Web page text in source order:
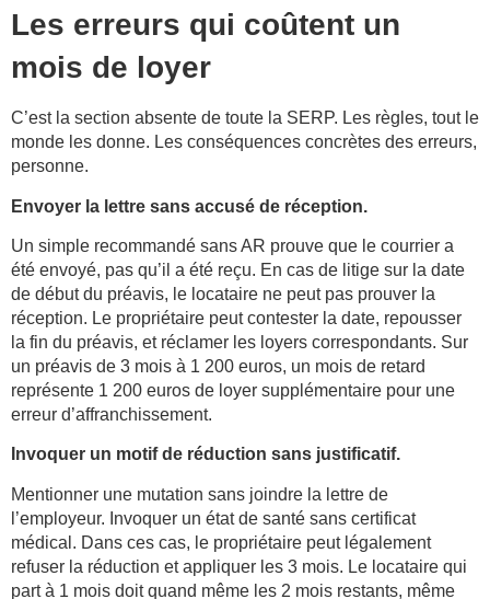
Les erreurs qui coûtent un
mois de loyer
C’est la section absente de toute la SERP. Les règles, tout le
monde les donne. Les conséquences concrètes des erreurs,
personne.
Envoyer la lettre sans accusé de réception.
Un simple recommandé sans AR prouve que le courrier a
été envoyé, pas qu’il a été reçu. En cas de litige sur la date
de début du préavis, le locataire ne peut pas prouver la
réception. Le propriétaire peut contester la date, repousser
la fin du préavis, et réclamer les loyers correspondants. Sur
un préavis de 3 mois à 1 200 euros, un mois de retard
représente 1 200 euros de loyer supplémentaire pour une
erreur d’affranchissement.
Invoquer un motif de réduction sans justificatif.
Mentionner une mutation sans joindre la lettre de
l’employeur. Invoquer un état de santé sans certificat
médical. Dans ces cas, le propriétaire peut légalement
refuser la réduction et appliquer les 3 mois. Le locataire qui
part à 1 mois doit quand même les 2 mois restants, même